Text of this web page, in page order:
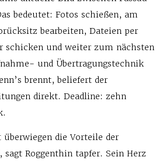
bedeutet: Fotos schießen, am
bearbeiten, Dateien per
schicken und weiter zum nächsten
und Übertragungstechnik
brennt, beliefert der
direkt. Deadline: zehn
überwiegen die Vorteile der
Roggenthin tapfer. Sein Herz